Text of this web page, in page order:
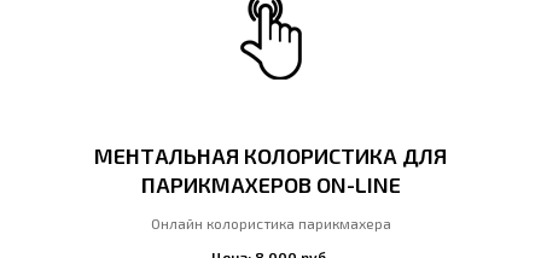
МЕНТАЛЬНАЯ КОЛОРИСТИКА ДЛЯ
ПАРИКМАХЕРОВ ON-LINE
Онлайн колористика парикмахера